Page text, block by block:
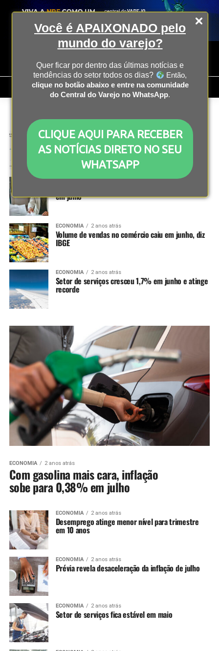
Você é APAIXONADO pelo
mundo do varejo?
Quer ficar por dentro das últimas notícias e
tendências do setor todos os dias?
Então,
clique no botão abaixo e entre na comunidade
do Central do Varejo no WhatsApp.
CLIQUE AQUI PARA RECEBER
AS NOTÍCIAS DIRETO NO SEU
WHATSAPP
All posts tagged "ibge"
ECONOMIA 2 anos atrás
PIB brasileiro cresce no segundo trimestre, e
supera expectativas
ECONOMIA 2 anos atrás
em julho
ECONOMIA 2 anos atrás
Volume de vendas no comércio caiu em junho, diz
IBGE
ECONOMIA 2 anos atrás
Setor de serviços cresceu 1,7% em junho e atinge
recorde
ECONOMIA 2 anos atrás
Com gasolina mais cara, inflação
sobe para 0,38% em julho
ECONOMIA 2 anos atrás
Desemprego atinge menor nível para trimestre
em 10 anos
ECONOMIA 2 anos atrás
Prévia revela desaceleração da inflação de julho
ECONOMIA 2 anos atrás
Setor de serviços fica estável em maio